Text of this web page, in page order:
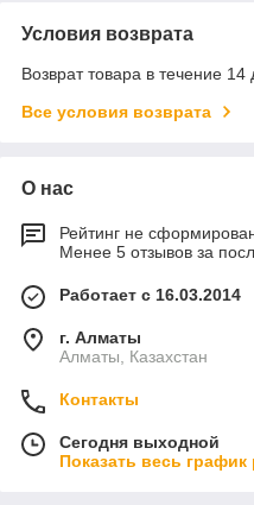
Условия возврата
Возврат товара в течение
Все условия возврата
О нас
Рейтинг не
Менее 5 отзывов за
Работает с 16.03.2014
г. Алматы
Алматы, Казахстан
Контакты
Сегодня выходной
Показать весь